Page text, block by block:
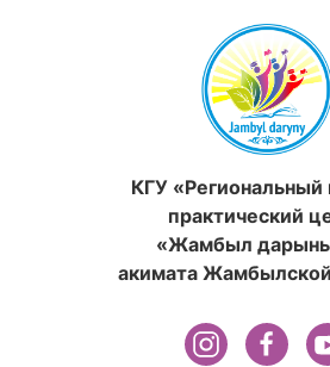
КГУ «Региональный
практический
«Жамбыл
акимата